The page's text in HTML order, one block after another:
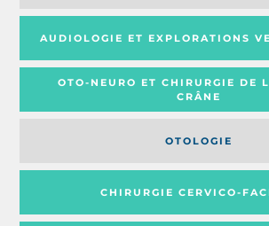
AUDIOLOGIE ET EXPLORATIONS
OTO-NEURO ET CHIRURGIE DE
CRÂNE
OTOLOGIE
CHIRURGIE CERVICO-